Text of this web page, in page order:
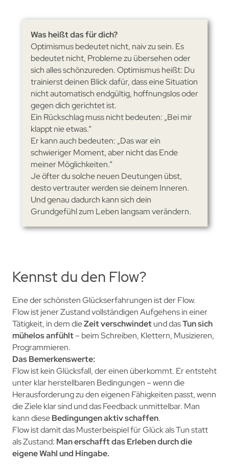
Was heißt das für dich?
Optimismus bedeutet nicht, naiv zu sein. Es
bedeutet nicht, Probleme zu übersehen oder
sich alles schönzureden. Optimismus heißt: Du
trainierst deinen Blick dafür, dass eine Situation
nicht automatisch endgültig, hoffnungslos oder
gegen dich gerichtet ist.
Ein Rückschlag muss nicht bedeuten: „Bei mir
klappt nie etwas.“
Er kann auch bedeuten: „Das war ein
schwieriger Moment, aber nicht das Ende
meiner Möglichkeiten.“
Je öfter du solche neuen Deutungen übst,
desto vertrauter werden sie deinem Inneren.
Und genau dadurch kann sich dein
Grundgefühl zum Leben langsam verändern.
Kennst du den Flow?
Eine der schönsten Glückserfahrungen ist der Flow.
Flow ist jener Zustand vollständigen Aufgehens in einer
Tätigkeit, in dem dieZeit verschwindetund dasTun sich
mühelos anfühlt– beim Schreiben, Klettern, Musizieren,
Programmieren.
Das Bemerkenswerte:
Flow ist kein Glücksfall, der einen überkommt. Er entsteht
unter klar herstellbaren Bedingungen – wenn die
Herausforderung zu den eigenen Fähigkeiten passt, wenn
die Ziele klar sind und das Feedback unmittelbar. Man
kann dieseBedingungen aktiv schaffen.
Flow ist damit das Musterbeispiel für Glück als Tun statt
als Zustand: Man erschafft das Erleben durch die
eigene Wahl und Hingabe.